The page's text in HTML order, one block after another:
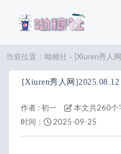
当前位置： 呦糖社 > [Xiuren秀人网
[Xiuren秀人网
作者 : 初一 本文共260个
时间：
2025-09-25